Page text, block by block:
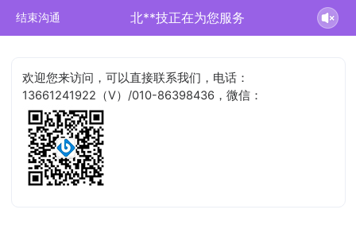
结束沟通 北**技正在为您服务
欢迎您来访问，可以直接联系我们，电话：
13661241922（V）/010-86398436，微信：